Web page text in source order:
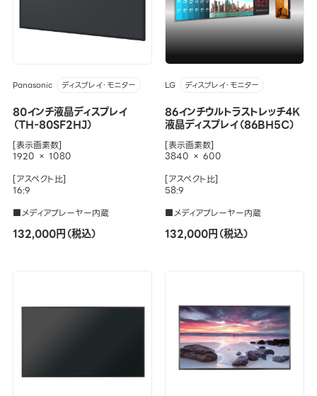
Panasonic ディスプレイ・モニター
80インチ液晶ディスプレイ
（TH-80SF2HJ）
[表示画素数]
1920 × 1080
[アスペクト比]
16:9
■メディアプレーヤー内蔵
132,000円（税込）
LG ディスプレイ・モニター
86インチウルトラストレッチ4K
液晶ディスプレイ（86BH5C）
[表示画素数]
3840 × 600
[アスペクト比]
58:9
■メディアプレーヤー内蔵
132,000円（税込）